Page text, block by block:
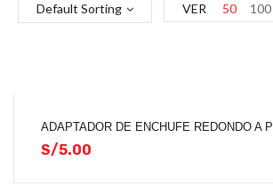
Default Sorting VER 50 100
ADAPTADOR DE ENCHUFE REDONDO A
S/5.00